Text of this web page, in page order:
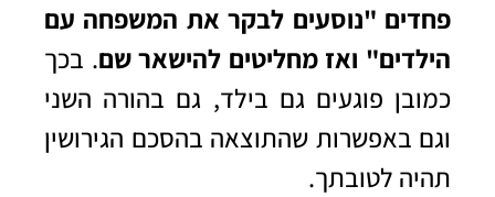
פחדים "נוסעים לבקר את המשפחה עם
הילדים" ואז מחליטים להישאר שם. בכך
כמובן פוגעים גם בילד, גם בהורה השני
וגם באפשרות שהתוצאה בהסכם הגירושין
תהיה לטובתך.